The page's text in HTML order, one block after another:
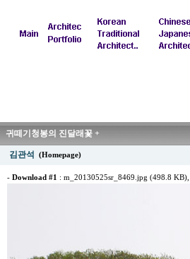
귀떼기청봉의 진달래꽃 +
김관석 (Homepage)
- Download #1 : m_20130525sr_8469.jpg (498.8 KB)